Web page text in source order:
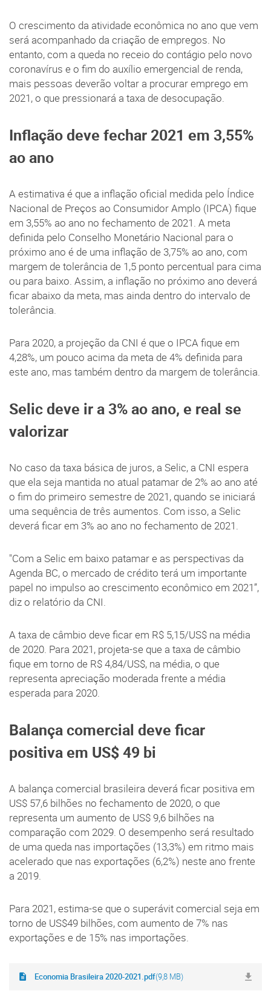
O crescimento da atividade econômica no ano que vem
será acompanhado da criação de empregos. No
entanto, com a queda no receio do contágio pelo novo
coronavírus e o fim do auxílio emergencial de renda,
mais pessoas deverão voltar a procurar emprego em
2021, o que pressionará a taxa de desocupação.
Inflação deve fechar 2021 em 3,55%
ao ano
A estimativa é que a inflação oficial medida pelo Índice
Nacional de Preços ao Consumidor Amplo (IPCA) fique
em 3,55% ao ano no fechamento de 2021. A meta
definida pelo Conselho Monetário Nacional para o
próximo ano é de uma inflação de 3,75% ao ano, com
margem de tolerância de 1,5 ponto percentual para cima
ou para baixo. Assim, a inflação no próximo ano deverá
ficar abaixo da meta, mas ainda dentro do intervalo de
tolerância.
Para 2020, a projeção da CNI é que o IPCA fique em
4,28%, um pouco acima da meta de 4% definida para
este ano, mas também dentro da margem de tolerância.
Selic deve ir a 3% ao ano, e real se
valorizar
No caso da taxa básica de juros, a Selic, a CNI espera
que ela seja mantida no atual patamar de 2% ao ano até
o fim do primeiro semestre de 2021, quando se iniciará
uma sequência de três aumentos. Com isso, a Selic
deverá ficar em 3% ao ano no fechamento de 2021.
"Com a Selic em baixo patamar e as perspectivas da
Agenda BC, o mercado de crédito terá um importante
papel no impulso ao crescimento econômico em 2021”,
diz o relatório da CNI.
A taxa de câmbio deve ficar em R$ 5,15/US$ na média
de 2020. Para 2021, projeta-se que a taxa de câmbio
fique em torno de R$ 4,84/US$, na média, o que
representa apreciação moderada frente a média
esperada para 2020.
Balança comercial deve ficar
positiva em US$ 49 bi
A balança comercial brasileira deverá ficar positiva em
US$ 57,6 bilhões no fechamento de 2020, o que
representa um aumento de US$ 9,6 bilhões na
comparação com 2029. O desempenho será resultado
de uma queda nas importações (13,3%) em ritmo mais
acelerado que nas exportações (6,2%) neste ano frente
a 2019.
Para 2021, estima-se que o superávit comercial seja em
torno de US$49 bilhões, com aumento de 7% nas
exportações e de 15% nas importações.
Economia Brasileira 2020-2021.pdf(9,8 MB)